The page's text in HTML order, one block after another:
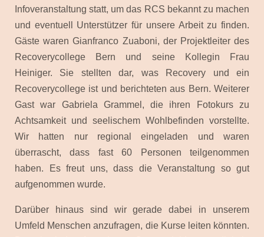
Infoveranstaltung statt, um das RCS bekannt zu machen
und eventuell Unterstützer für unsere Arbeit zu finden.
Gäste waren Gianfranco Zuaboni, der Projektleiter des
Recoverycollege Bern und seine Kollegin Frau
Heiniger. Sie stellten dar, was Recovery und ein
Recoverycollege ist und berichteten aus Bern. Weiterer
Gast war Gabriela Grammel, die ihren Fotokurs zu
Achtsamkeit und seelischem Wohlbefinden vorstellte.
Wir hatten nur regional eingeladen und waren
überrascht, dass fast 60 Personen teilgenommen
haben. Es freut uns, dass die Veranstaltung so gut
aufgenommen wurde.
Darüber hinaus sind wir gerade dabei in unserem
Umfeld Menschen anzufragen, die Kurse leiten könnten.